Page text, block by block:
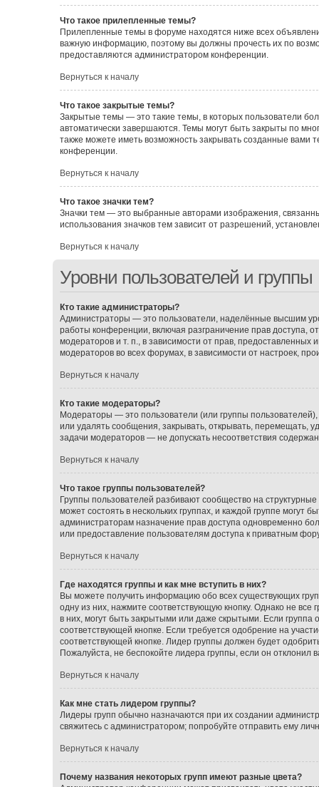
Что такое прилепленные темы?
Прилепленные темы в форуме находятся ниже всех
важную информацию, поэтому вы должны прочесть их по
предоставляются администратором конференции.
Вернуться к началу
Что такое закрытые темы?
Закрытые темы — это такие темы, в которых пользователи
автоматически завершаются. Темы могут быть закрыты по
также можете иметь возможность закрывать созданные вами
конференции.
Вернуться к началу
Что такое значки тем?
Значки тем — это выбранные авторами изображения,
использования значков тем зависит от разрешений,
Вернуться к началу
Уровни пользователей и группы
Кто такие администраторы?
Администраторы — это пользователи, наделённые высшим
работы конференции, включая разграничение прав доступа,
модераторов и т. п., в зависимости от прав,
модераторов во всех форумах, в зависимости от настроек,
Вернуться к началу
Кто такие модераторы?
Модераторы — это пользователи (или группы
или удалять сообщения, закрывать, открывать, перемещать,
задачи модераторов — не допускать несоответствия
Вернуться к началу
Что такое группы пользователей?
Группы пользователей разбивают сообщество на
может состоять в нескольких группах, и каждой группе могут
администраторам назначение прав доступа одновременно
или предоставление пользователям доступа к приватным
Вернуться к началу
Где находятся группы и как мне вступить в них?
Вы можете получить информацию обо всех существующих
одну из них, нажмите соответствующую кнопку. Однако не
в них, могут быть закрытыми или даже скрытыми. Если
соответствующей кнопке. Если требуется одобрение на
соответствующей кнопке. Лидер группы должен будет
Пожалуйста, не беспокойте лидера группы, если он отклонил
Вернуться к началу
Как мне стать лидером группы?
Лидеры групп обычно назначаются при их создании
свяжитесь с администратором; попробуйте отправить ему
Вернуться к началу
Почему названия некоторых групп имеют разные цвета?